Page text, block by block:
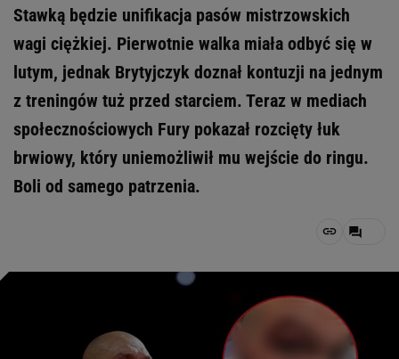
Stawką będzie unifikacja pasów mistrzowskich
wagi ciężkiej. Pierwotnie walka miała odbyć się w
lutym, jednak Brytyjczyk doznał kontuzji na jednym
z treningów tuż przed starciem. Teraz w mediach
społecznościowych Fury pokazał rozcięty łuk
brwiowy, który uniemożliwił mu wejście do ringu.
Boli od samego patrzenia.